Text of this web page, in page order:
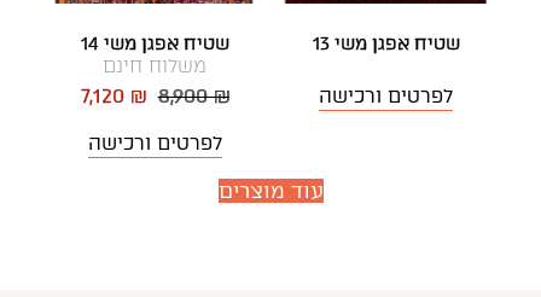
שטיח אפגן משי 13
לפרטים ורכישה
שטיח אפגן משי 14
משלוח חינם
8,900 ₪
7,120 ₪
לפרטים ורכישה
עוד מוצרים